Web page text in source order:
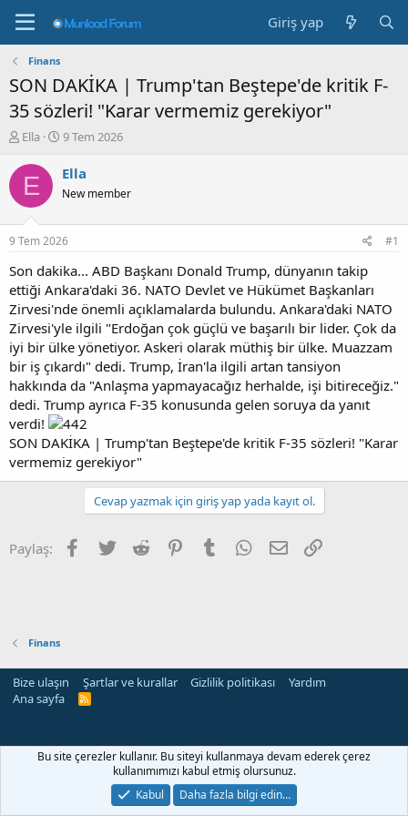
Giriş yap
Finans
SON DAKİKA | Trump'tan Beştepe'de kritik F-
35 sözleri! "Karar vermemiz gerekiyor"
K
n
b
u
u
b
a
ş
l
a
t
a
n
Ella
B
ş
a
g
ı
ç
t
a
r
i
h
i
9 Tem 2026
E Ella
New member
9 Tem 2026 #1
Son dakika... ABD Başkanı Donald Trump, dünyanın takip
ettiği Ankara'daki 36. NATO Devlet ve Hükümet Başkanları
Zirvesi'nde önemli açıklamalarda bulundu. Ankara'daki NATO
Zirvesi'yle ilgili "Erdoğan çok güçlü ve başarılı bir lider. Çok da
iyi bir ülke yönetiyor. Askeri olarak müthiş bir ülke. Muazzam
bir iş çıkardı" dedi. Trump, İran'la ilgili artan tansiyon
hakkında da "Anlaşma yapmayacağız herhalde, işi bitireceğiz."
dedi. Trump ayrıca F-35 konusunda gelen soruya da yanıt
verdi!
SON DAKİKA | Trump'tan Beştepe'de kritik F-35 sözleri! "Karar
vermemiz gerekiyor"
Cevap yazmak için giriş yap yada kayıt ol.
Paylaş: Facebook
Twitter Reddit PinterestTumblr WhatsApp
E-posta
Finans
Bize ulaşın Şartlar ve kurallar Gizlilik politikası
Yardım
Ana sayfa
R
siteleri
Bu site çerezler kullanır. Bu siteyi kullanmaya devam ederek çerez
kullanımımızı kabul etmiş olursunuz.
Kabul
Daha fazla bilgi edin…